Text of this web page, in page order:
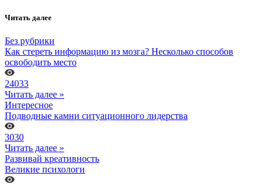
Читать далее
Без рубрики
Как стереть информацию из мозга? Несколько способов
освободить место
24033
Читать далее »
Интересное
Подводные камни ситуационного лидерства
3030
Читать далее »
Развивай креативность
Великие психологи